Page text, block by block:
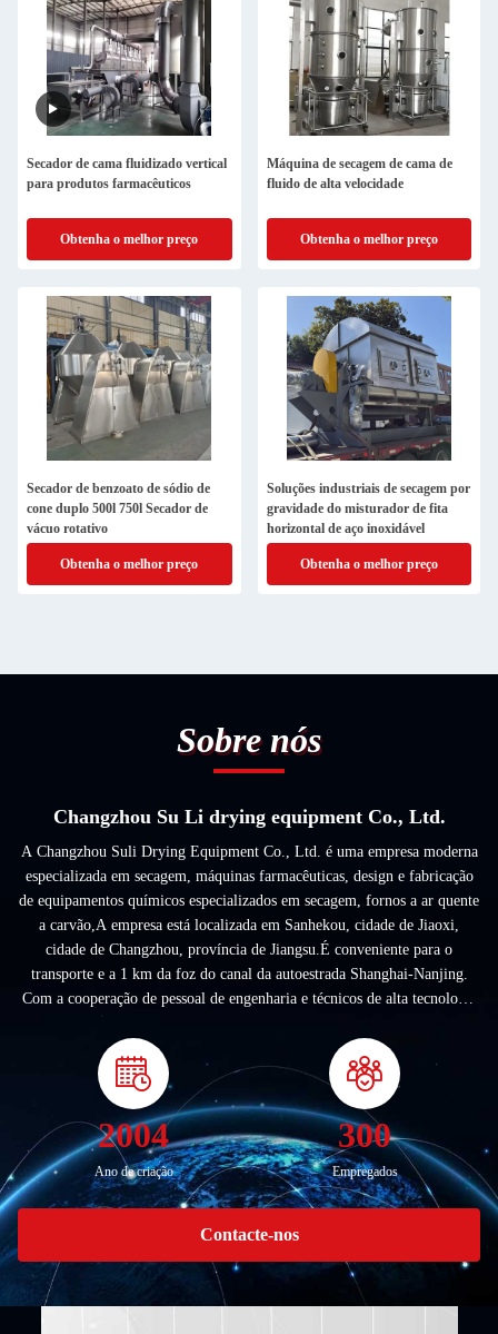
Secador de cama fluidizado vertical
para produtos farmacêuticos
Obtenha o melhor preço
Máquina de secagem de cama de
fluido de alta velocidade
Obtenha o melhor preço
Secador de benzoato de sódio de
cone duplo 500l 750l Secador de
vácuo rotativo
Obtenha o melhor preço
Soluções industriais de secagem por
gravidade do misturador de fita
horizontal de aço inoxidável
Obtenha o melhor preço
Sobre nós
Changzhou Su Li drying equipment Co., Ltd.
A Changzhou Suli Drying Equipment Co., Ltd. é uma empresa moderna
especializada em secagem, máquinas farmacêuticas, design e fabricação
de equipamentos químicos especializados em secagem, fornos a ar quente
a carvão,A empresa está localizada em Sanhekou, cidade de Jiaoxi,
cidade de Changzhou, província de Jiangsu.É conveniente para o
transporte e a 1 km da foz do canal da autoestrada Shanghai-Nanjing.
Com a cooperação de pessoal de engenharia e técnicos de alta tecnologia
2004
Ano de criação
300
Empregados
Contacte-nos